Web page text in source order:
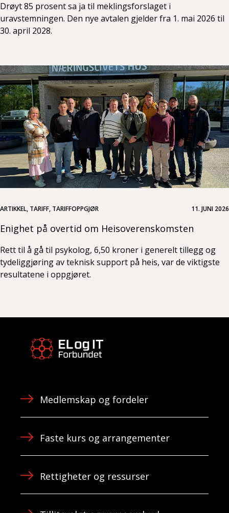
Drøyt 85 prosent sa ja til meklingsforslaget i
uravstemningen. Den nye avtalen gjelder fra 1. mai 2026 til
30. april 2028.
ARTIKKEL, TARIFF, TARIFFOPPGJØR 11. JUNI 2026
Enighet på overtid om Heisoverenskomsten
Rett til å gå til psykolog, 6,50 kroner i generelt tillegg og
tydeliggjøring av teknisk support på heis, var de viktigste
resultatene i oppgjøret.
Medlemskap og fordeler
Faste kurs og arrangementer
Rettigheter og ressurser